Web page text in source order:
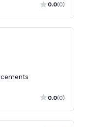
0.0(0)
0.0(0)